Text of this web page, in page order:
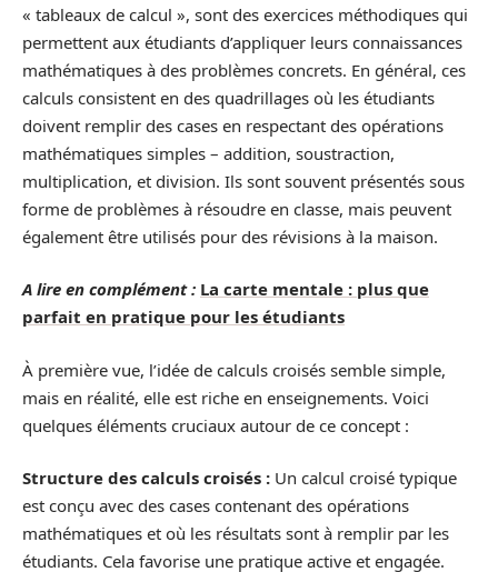
« tableaux de calcul », sont des exercices méthodiques qui
permettent aux étudiants d’appliquer leurs connaissances
mathématiques à des problèmes concrets. En général, ces
calculs consistent en des quadrillages où les étudiants
doivent remplir des cases en respectant des opérations
mathématiques simples – addition, soustraction,
multiplication, et division. Ils sont souvent présentés sous
forme de problèmes à résoudre en classe, mais peuvent
également être utilisés pour des révisions à la maison.
A lire en complément : La carte mentale : plus que
parfait en pratique pour les étudiants
À première vue, l’idée de calculs croisés semble simple,
mais en réalité, elle est riche en enseignements. Voici
quelques éléments cruciaux autour de ce concept :
Structure des calculs croisés : Un calcul croisé typique
est conçu avec des cases contenant des opérations
mathématiques et où les résultats sont à remplir par les
étudiants. Cela favorise une pratique active et engagée.